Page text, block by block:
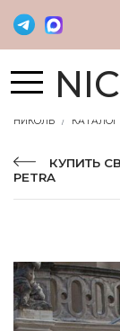
НИКОЛЬ КАТАЛОГ
КУПИТЬ
PETRA